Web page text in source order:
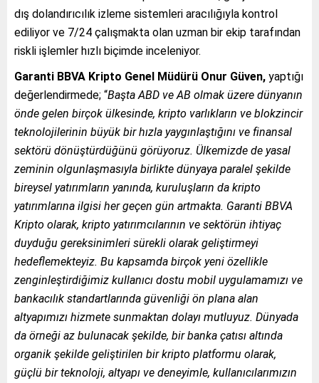
dış dolandırıcılık izleme sistemleri aracılığıyla kontrol
ediliyor ve 7/24 çalışmakta olan uzman bir ekip tarafından
riskli işlemler hızlı biçimde inceleniyor.
Garanti BBVA Kripto Genel Müdürü Onur Güven, yaptığı
değerlendirmede; “Başta ABD ve AB olmak üzere dünyanın
önde gelen birçok ülkesinde, kripto varlıkların ve blokzincir
teknolojilerinin büyük bir hızla yaygınlaştığını ve finansal
sektörü dönüştürdüğünü görüyoruz. Ülkemizde de yasal
zeminin olgunlaşmasıyla birlikte dünyaya paralel şekilde
bireysel yatırımların yanında, kuruluşların da kripto
yatırımlarına ilgisi her geçen gün artmakta. Garanti BBVA
Kripto olarak, kripto yatırımcılarının ve sektörün ihtiyaç
duyduğu gereksinimleri sürekli olarak geliştirmeyi
hedeflemekteyiz. Bu kapsamda birçok yeni özellikle
zenginleştirdiğimiz kullanıcı dostu mobil uygulamamızı ve
bankacılık standartlarında güvenliği ön plana alan
altyapımızı hizmete sunmaktan dolayı mutluyuz. Dünyada
da örneği az bulunacak şekilde, bir banka çatısı altında
organik şekilde geliştirilen bir kripto platformu olarak,
güçlü bir teknoloji, altyapı ve deneyimle, kullanıcılarımızın